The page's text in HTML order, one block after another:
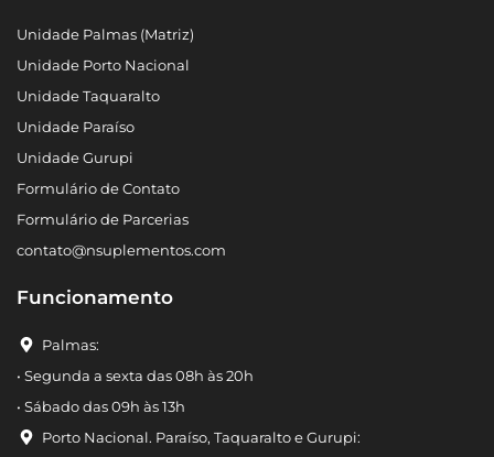
Unidade Palmas (Matriz)
Unidade Porto Nacional
Unidade Taquaralto
Unidade Paraíso
Unidade Gurupi
Formulário de Contato
Formulário de Parcerias
contato@nsuplementos.com
Funcionamento
Palmas:
• Segunda a sexta das 08h às 20h
• Sábado das 09h às 13h
Porto Nacional. Paraíso, Taquaralto e Gurupi: